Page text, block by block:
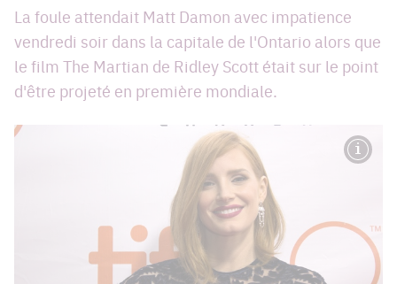
La foule attendait Matt Damon avec impatience
vendredi soir dans la capitale de l'Ontario alors que
le film The Martian de Ridley Scott était sur le point
d'être projeté en première mondiale.